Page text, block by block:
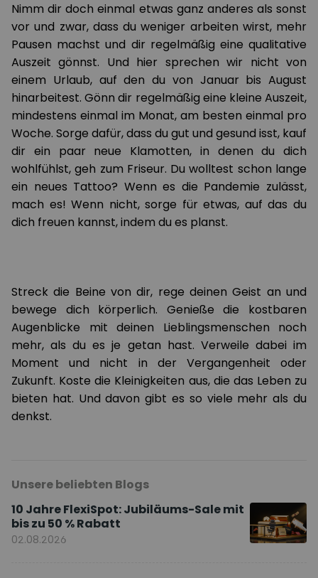
Nimm dir doch einmal etwas ganz anderes als sonst
vor und zwar, dass du weniger arbeiten wirst, mehr
Pausen machst und dir regelmäßig eine qualitative
Auszeit gönnst. Und hier sprechen wir nicht von
einem Urlaub, auf den du von Januar bis August
hinarbeitest. Gönn dir regelmäßig eine kleine Auszeit,
mindestens einmal im Monat, am besten einmal pro
Woche. Sorge dafür, dass du gut und gesund isst, kauf
dir ein paar neue Klamotten, in denen du dich
wohlfühlst, geh zum Friseur. Du wolltest schon lange
ein neues Tattoo? Wenn es die Pandemie zulässt,
mach es! Wenn nicht, sorge für etwas, auf das du
dich freuen kannst, indem du es planst.
Streck die Beine von dir, rege deinen Geist an und
bewege dich körperlich. Genieße die kostbaren
Augenblicke mit deinen Lieblingsmenschen noch
mehr, als du es je getan hast. Verweile dabei im
Moment und nicht in der Vergangenheit oder
Zukunft. Koste die Kleinigkeiten aus, die das Leben zu
bieten hat. Und davon gibt es so viele mehr als du
denkst.
Unsere beliebten Blogs
10 Jahre FlexiSpot: Jubiläums-Sale mit
bis zu 50 % Rabatt
02.08.2026